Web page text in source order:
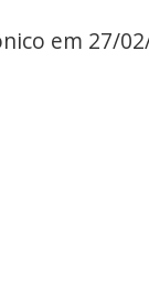
em 27/